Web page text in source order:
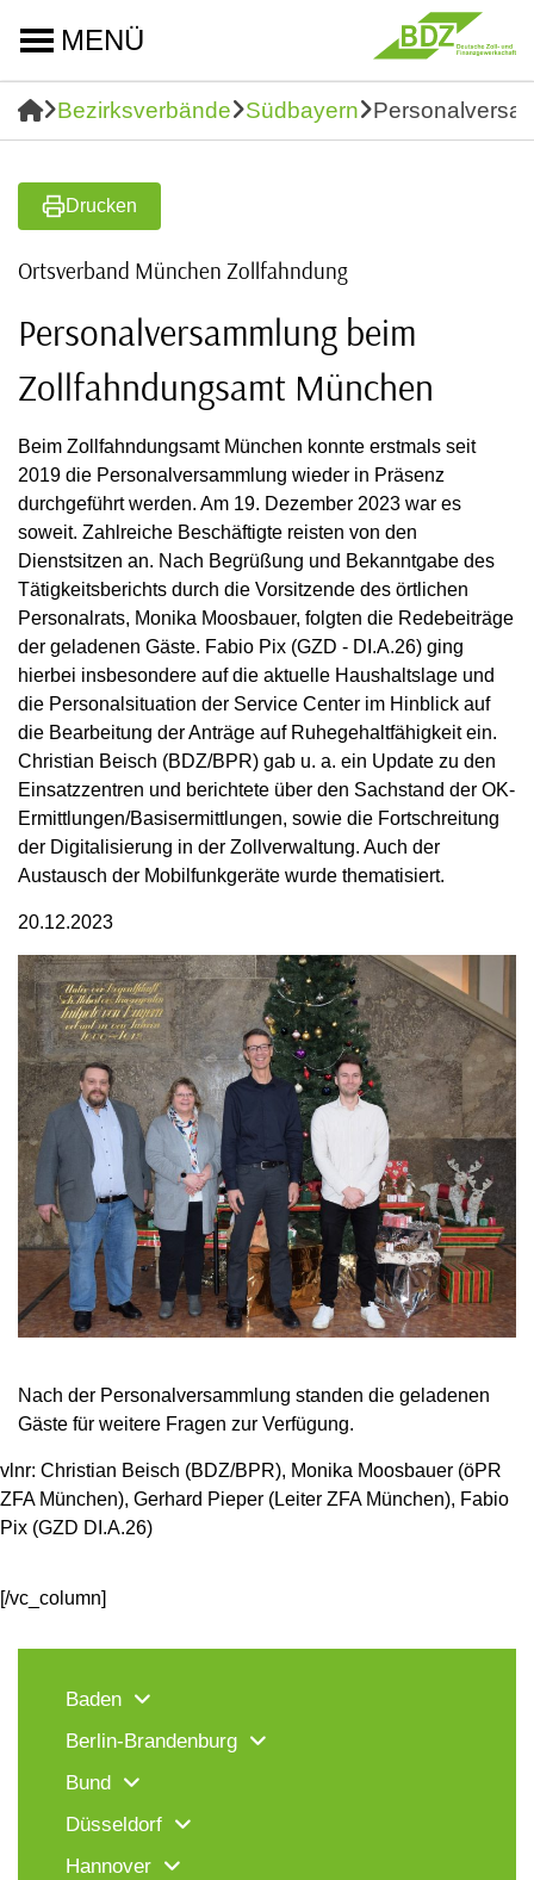
MENÜ
Bezirksverbände Südbayern
Drucken
Ortsverband München Zollfahndung
Personalversammlung beim
Zollfahndungsamt München
Beim Zollfahndungsamt München konnte erstmals seit
2019 die Personalversammlung wieder in Präsenz
durchgeführt werden. Am 19. Dezember 2023 war es
soweit. Zahlreiche Beschäftigte reisten von den
Dienstsitzen an. Nach Begrüßung und Bekanntgabe des
Tätigkeitsberichts durch die Vorsitzende des örtlichen
Personalrats, Monika Moosbauer, folgten die Redebeiträge
der geladenen Gäste. Fabio Pix (GZD - DI.A.26) ging
hierbei insbesondere auf die aktuelle Haushaltslage und
die Personalsituation der Service Center im Hinblick auf
die Bearbeitung der Anträge auf Ruhegehaltfähigkeit ein.
Christian Beisch (BDZ/BPR) gab u. a. ein Update zu den
Einsatzzentren und berichtete über den Sachstand der OK-
Ermittlungen/Basisermittlungen, sowie die Fortschreitung
der Digitalisierung in der Zollverwaltung. Auch der
Austausch der Mobilfunkgeräte wurde thematisiert.
20.12.2023
Nach der Personalversammlung standen die geladenen
Gäste für weitere Fragen zur Verfügung.
vlnr: Christian Beisch (BDZ/BPR), Monika Moosbauer (öPR
ZFA München), Gerhard Pieper (Leiter ZFA München), Fabio
Pix (GZD DI.A.26)
[/vc_column]
Baden
Berlin-Brandenburg
Bund
Düsseldorf
Hannover